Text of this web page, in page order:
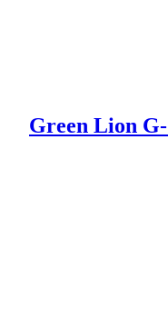
ساعت هوشمند گرین لاین Green Lion G-